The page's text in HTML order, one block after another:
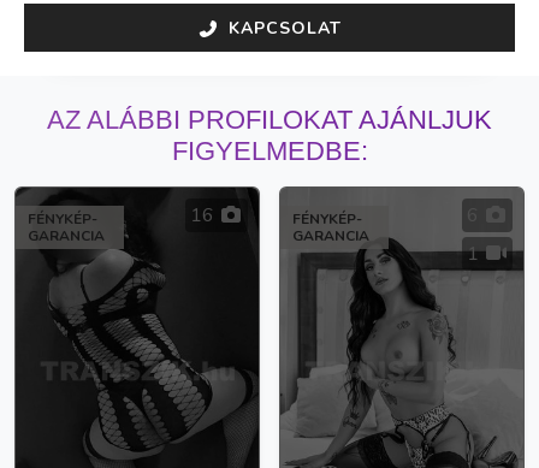
KAPCSOLAT
AZ ALÁBBI PROFILOKAT AJÁNLJUK
FIGYELMEDBE:
FÉNYKÉP-
GARANCIA
16
FÉNYKÉP-
GARANCIA
1